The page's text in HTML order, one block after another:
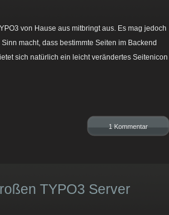
von Hause aus mitbringt aus. Es mag jedoch
macht, dass bestimmte Seiten im Backend
sich natürlich ein leicht verändertes Seitenicon
1 Kommentar
TYPO3 Server